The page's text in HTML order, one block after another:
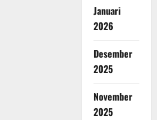
Januari
2026
Desember
2025
November
2025